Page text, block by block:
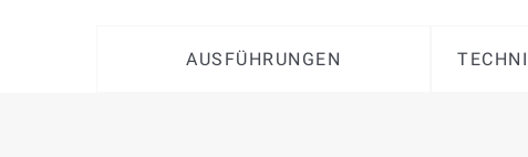
AUSFÜHRUNGEN